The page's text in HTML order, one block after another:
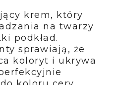
krem, który
na twarzy
podkład.
sprawiają, że
koloryt i ukrywa